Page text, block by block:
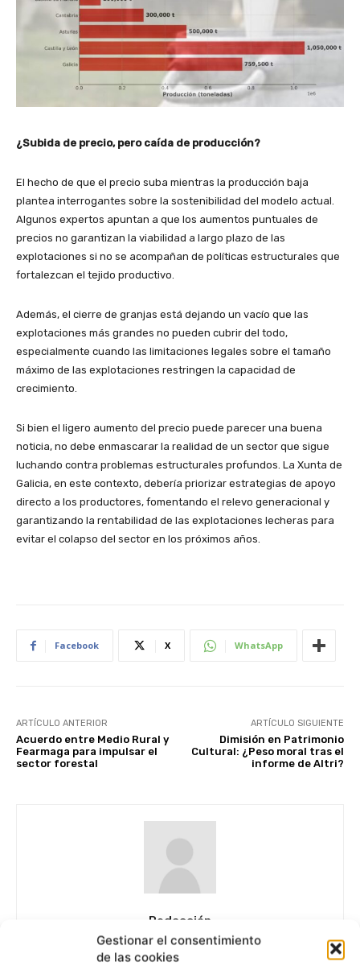
Gestionar el consentimiento
de las cookies
¿Subida de precio, pero caída de producción?
El hecho de que el precio suba mientras la producción baja
plantea interrogantes sobre la sostenibilidad del modelo actual.
Algunos expertos apuntan a que los aumentos puntuales de
precios no garantizan la viabilidad a largo plazo de las
explotaciones si no se acompañan de políticas estructurales que
fortalezcan el tejido productivo.
Además, el cierre de granjas está dejando un vacío que las
explotaciones más grandes no pueden cubrir del todo,
especialmente cuando las limitaciones legales sobre el tamaño
máximo de las explotaciones restringen la capacidad de
crecimiento.
Si bien el ligero aumento del precio puede parecer una buena
noticia, no debe enmascarar la realidad de un sector que sigue
luchando contra problemas estructurales profundos. La Xunta de
Galicia, en este contexto, debería priorizar estrategias de apoyo
directo a los productores, fomentando el relevo generacional y
garantizando la rentabilidad de las explotaciones lecheras para
evitar el colapso del sector en los próximos años.
Facebook X WhatsApp
ARTÍCULO ANTERIOR
Acuerdo entre Medio Rural y
Fearmaga para impulsar el
sector forestal
ARTÍCULO SIGUIENTE
Dimisión en Patrimonio
Cultural: ¿Peso moral tras el
informe de Altri?
Redacción